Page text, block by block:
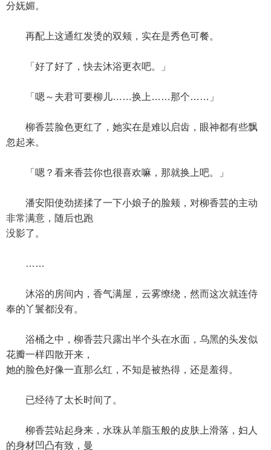
分妩媚。
再配上这通红发烫的双颊，实在是秀色可餐。
「好了好了，快去沐浴更衣吧。」
「嗯～夫君可要柳儿……换上……那个……」
柳香芸脸色更红了，她实在是难以启齿，眼神都有些飘
忽起来。
「嗯？看来香芸你也很喜欢嘛，那就换上吧。」
潘安阳使劲搓揉了一下小娘子的脸颊，对柳香芸的主动
非常满意，随后也跑
没影了。
……
沐浴的房间内，香气满屋，云雾缭绕，然而这次就连侍
奉的丫鬟都没有。
浴桶之中，柳香芸只露出半个头在水面，乌黑的头发似
花瓣一样四散开来，
她的脸色好像一直那么红，不知是被热得，还是羞得。
已经待了太长时间了。
柳香芸站起身来，水珠从羊脂玉般的皮肤上滑落，妇人
的身材凹凸有致，曼